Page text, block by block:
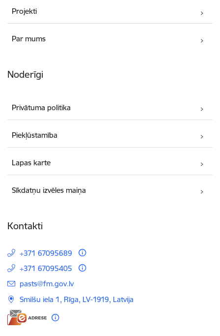
Projekti
Par mums
Noderīgi
Privātuma politika
Piekļūstamība
Lapas karte
Sīkdatņu izvēles maiņa
Kontakti
+371 67095689
+371 67095405
E-pasts:
pasts@fm.gov.lv
Smilšu iela 1, Rīga, LV-1919, Latvija